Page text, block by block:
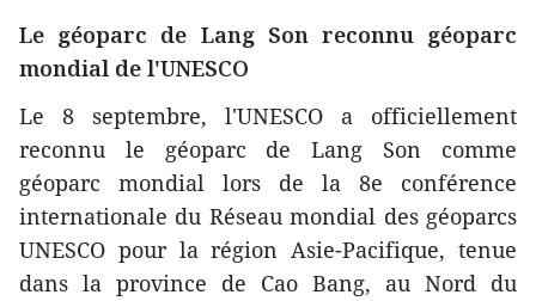
Le géoparc de Lang Son reconnu géoparc
mondial de l'UNESCO
Le 8 septembre, l'UNESCO a officiellement
reconnu le géoparc de Lang Son comme
géoparc mondial lors de la 8e conférence
internationale du Réseau mondial des géoparcs
UNESCO pour la région Asie-Pacifique, tenue
dans la province de Cao Bang, au Nord du